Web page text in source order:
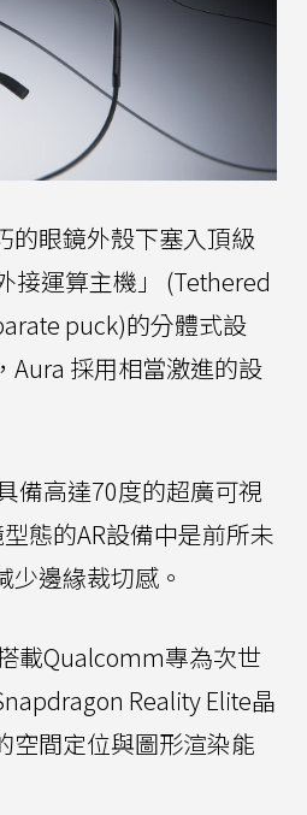
的眼鏡外殼下塞入頂級
接運算主機」 (Tethered
puck)的分體式設
Aura 採用相當激進的設
備高達70度的超廣可視
態的AR設備中是前所未
少邊緣裁切感。
載Qualcomm專為次世
Reality Elite晶
空間定位與圖形渲染能